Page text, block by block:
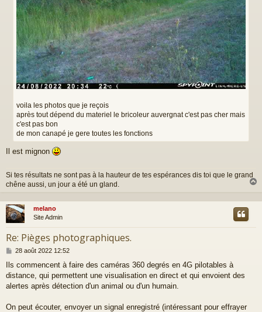
voila les photos que je reçois
après tout dépend du materiel le bricoleur auvergnat c'est pas cher mais
c'est pas bon
de mon canapé je gere toutes les fonctions
Il est mignon
Si tes résultats ne sont pas à la hauteur de tes espérances dis toi que le grand
chêne aussi, un jour a été un gland.
u
melano
Site Admin
Re: Pièges photographiques.
M
s
s
a
28 août 2022 12:52
Ils commencent à faire des caméras 360 degrés en 4G pilotables à
distance, qui permettent une visualisation en direct et qui envoient des
alertes après détection d'un animal ou d'un humain.
On peut écouter, envoyer un signal enregistré (intéressant pour effrayer